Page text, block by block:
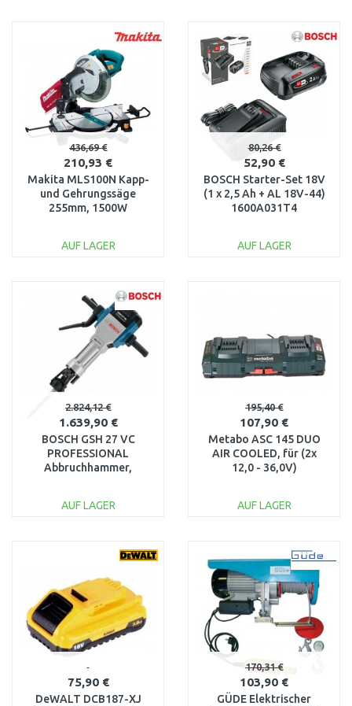
Vergleichen Vergleichen
436,69 €
210,93 €
Makita MLS100N Kapp-
und Gehrungssäge
255mm, 1500W
AUF LAGER
Vergleichen
80,26 €
52,90 €
BOSCH Starter-Set 18V
(1 x 2,5 Ah + AL 18V-44)
1600A031T4
AUF LAGER
2.824,12 €
1.639,90 €
BOSCH GSH 27 VC
PROFESSIONAL
Abbruchhammer,
AUF LAGER
195,40 €
107,90 €
Metabo ASC 145 DUO
AIR COOLED, für (2x
12,0 - 36,0V)
AUF LAGER
Vergleichen
75,90 €
DeWALT DCB187-XJ
170,31 €
103,90 €
GÜDE Elektrischer